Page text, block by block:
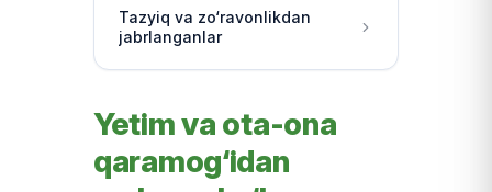
Tazyiq va zo‘ravonlikdan
jabrlanganlar
Yetim va ota-ona
qaramog‘idan